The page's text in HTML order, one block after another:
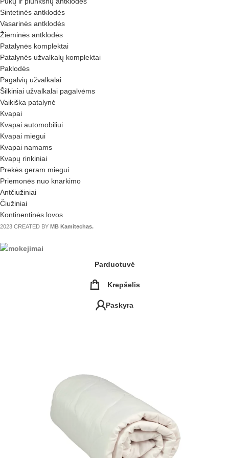
Sintetinės antklodės
Vasarinės antklodės
Žieminės antklodės
Patalynės komplektai
Patalynės užvalkalų komplektai
Paklodės
Pagalvių užvalkalai
Šilkiniai užvalkalai pagalvėms
Vaikiška patalynė
Kvapai
Kvapai automobiliui
Kvapai miegui
Kvapai namams
Kvapų rinkiniai
Prekės geram miegui
Priemonės nuo knarkimo
Antčiužiniai
Čiužiniai
Kontinentinės lovos
2023 CREATED BY MB Kamitechas.
Parduotuvė
Krepšelis
Paskyra